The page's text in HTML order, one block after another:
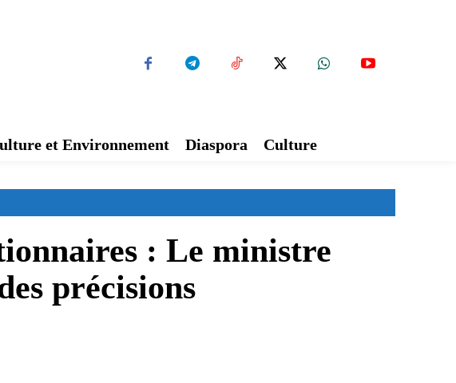
et Environnement Diaspora Culture
: Le ministre
précisions